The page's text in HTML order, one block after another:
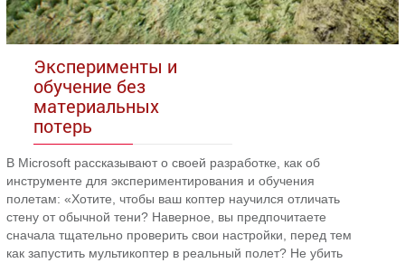
Эксперименты и
обучение без
материальных
потерь
В Microsoft рассказывают о своей разработке, как об
инструменте для экспериментирования и обучения
полетам: «Хотите, чтобы ваш коптер научился отличать
стену от обычной тени? Наверное, вы предпочитаете
сначала тщательно проверить свои настройки, перед тем
как запустить мультикоптер в реальный полет? Не убить